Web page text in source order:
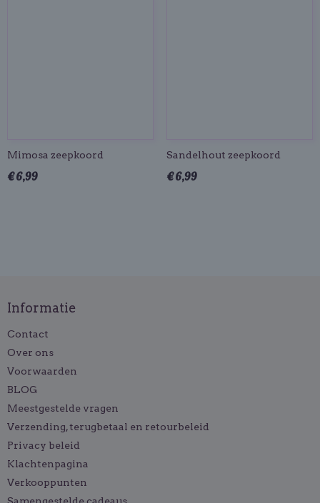
Mimosa zeepkoord
€ 6,99
Sandelhout zeepkoord
€ 6,99
Informatie
Contact
Over ons
Voorwaarden
BLOG
Meestgestelde vragen
Verzending, terugbetaal en retourbeleid
Privacy beleid
Klachtenpagina
Verkooppunten
Samengestelde cadeaus